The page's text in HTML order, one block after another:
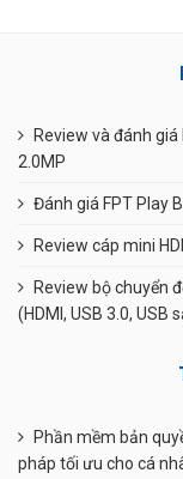
Review và đánh
2.0MP
Đánh giá FPT Play
Review cáp mini
Review bộ chuyển
(HDMI, USB 3.0, USB
Phần mềm bản
pháp tối ưu cho cá